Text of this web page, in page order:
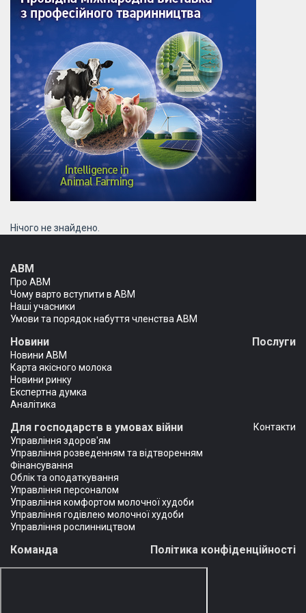
Нічого не знайдено.
АВМ
Про АВМ
Чому варто вступити в АВМ
Наші учасники
Умови та порядок набуття членства АВМ
Новини
Новини АВМ
Карта якісного молока
Новини ринку
Експертна думка
Аналітика
Послуги
Для господарств в умовах війни
Управління здоров'ям
Управління розведенням та відтворенням
Фінансування
Облік та оподаткування
Управління персоналом
Управління комфортом молочної худоби
Управління годівлею молочної худоби
Управління рослинництвом
Контакти
Команда Політика конфіденційності